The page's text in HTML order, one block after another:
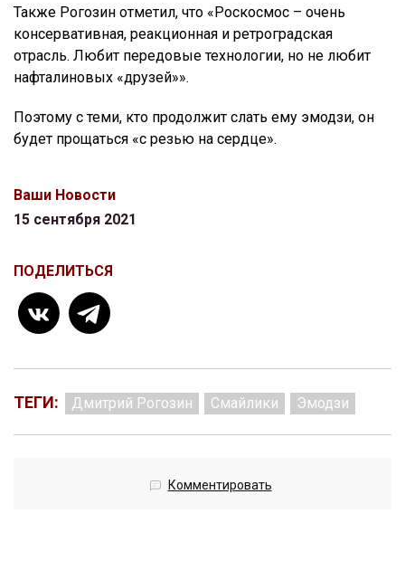
Также Рогозин отметил, что «Роскосмос – очень
консервативная, реакционная и ретроградская
отрасль. Любит передовые технологии, но не любит
нафталиновых «друзей»».
Поэтому с теми, кто продолжит слать ему эмодзи, он
будет прощаться «с резью на сердце».
Ваши Новости
15 сентября 2021
ПОДЕЛИТЬСЯ
ТЕГИ: Дмитрий Рогозин Смайлики Эмодзи
Комментировать